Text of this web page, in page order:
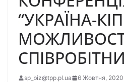
“УКРАЇНА-
sp_biz@tpp.pl.ua 6 Жовтня, 2020